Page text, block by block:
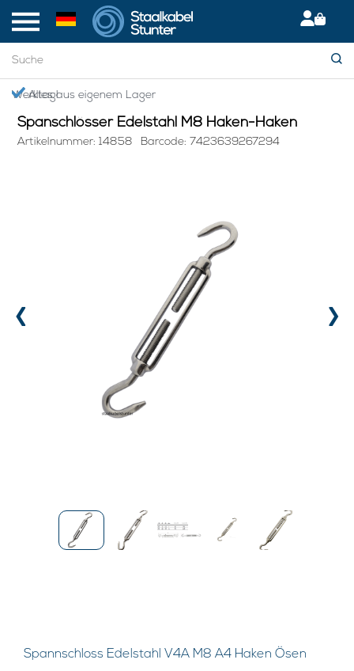
Werktag!
Alles aus eigenem Lager
Startseite > Spanschlösser Edelstahl M8 Haken-Haken
Spanschlösser Edelstahl M8 Haken-Haken
Artikelnummer: 14858 Barcode: 7423639267294
‹ ›
Spannschloss Edelstahl V4A M8 A4 Haken Ösen